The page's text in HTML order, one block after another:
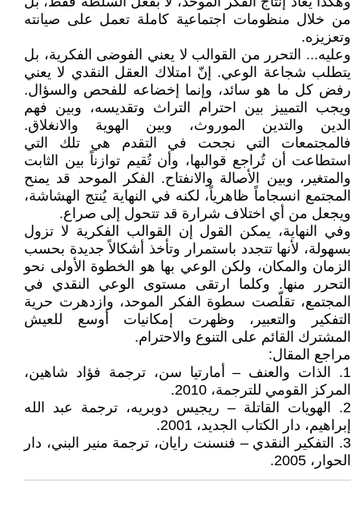
من خلال منظومات اجتماعية كاملة تعمل على صيانته
وتعزيزه.
وعليه... التحرر من القوالب لا يعني الفوضى الفكرية، بل
يتطلب شجاعة الوعي. إنّ امتلاك العقل النقدي لا يعني
رفض كل ما هو سائد، وإنما إخضاعه للفحص والسؤال.
ويجب التمييز بين احترام التراث وتقديسه، وبين فهم
الدين والتدين الموروث، وبين الهوية والانغلاق.
فالمجتمعات التي نجحت في التقدم هي تلك التي
استطاعت أن تُراجع قوالبها، وأن تُقيم توازناً بين الثابت
والمتغير، وبين الأصالة والانفتاح. الفكر الموحد قد يمنح
المجتمع انسجاماً ظاهرياً، لكنه في النهاية يُنتج الهشاشة،
ويجعل من أي اختلاف شرارة قد تتحول إلى صراع.
وفي النهاية، يمكن القول إن القوالب الفكرية لا تزول
بسهولة، لأنها تتجدد باستمرار وتأخذ أشكالاً جديدة بحسب
الزمان والمكان، ولكن الوعي بها هو الخطوة الأولى نحو
التحرر منها. وكلما ارتقى مستوى الوعي النقدي في
المجتمع، تقلّصت سطوة الفكر الموحد، وازدهرت حرية
التفكير والتعبير، وظهرت إمكانيات أوسع للعيش
المشترك القائم على التنوع والاحترام.
مراجع المقال:
1. الذات والعنف – أمارتيا سن، ترجمة فؤاد شاهين،
المركز القومي للترجمة، 2010.
2. الهويات القاتلة – ريجيس دوبريه، ترجمة عبد الله
إبراهيم، دار الكتاب الجديد، 2001.
3. التفكير النقدي – فنسنت رايان، ترجمة منير البني، دار
الحوار، 2005.